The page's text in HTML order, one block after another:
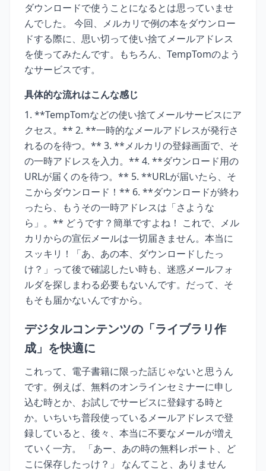
ダウンロードで使うことになるとは思っていませ
んでした。 今回、メルカリで例の本をダウンロー
ドする際に、思い切って使い捨てメールアドレス
を使ってみたんです。もちろん、TempTomのよう
なサービスです。
具体的な流れはこんな感じ
1. **TempTomなどの使い捨てメールサービスにア
クセス。** 2. **一時的なメールアドレスが発行さ
れるのを待つ。** 3. **メルカリの登録画面で、そ
の一時アドレスを入力。** 4. **ダウンロード用の
URLが届くのを待つ。** 5. **URLが届いたら、そ
こからダウンロード！** 6. **ダウンロードが終わ
ったら、もうその一時アドレスは「さような
ら」。** どうです？簡単ですよね！ これで、メル
カリからの宣伝メールは一切届きません。本当に
スッキリ！「あ、あの本、ダウンロードしたっ
け？」って後で確認したい時も、迷惑メールフォ
ルダを探しまわる必要もないんです。だって、そ
もそも届かないんですから。
デジタルコンテンツの「ライブラリ作
成」を快適に
これって、電子書籍に限った話じゃないと思うん
です。例えば、無料のオンラインセミナーに申し
込む時とか、お試しでサービスに登録する時と
か。いちいち普段使っているメールアドレスで登
録していると、後々、本当に不要なメールが増え
ていく一方。 「あー、あの時の無料レポート、ど
こに保存したっけ？」 なんてこと、ありません